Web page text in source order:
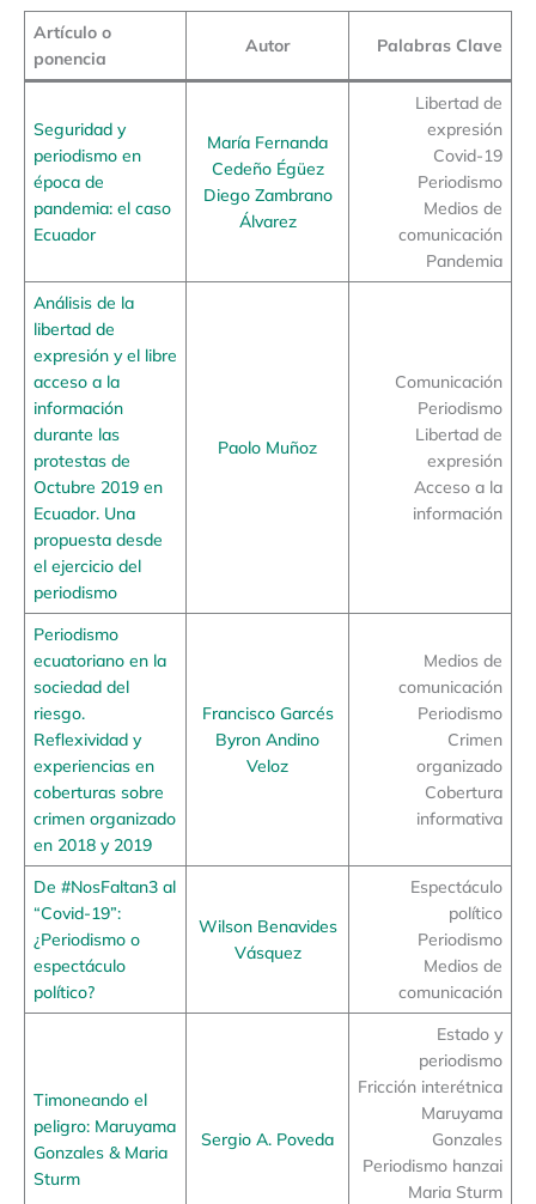
Artículo o
ponencia
Autor Palabras Clave
Seguridad y
periodismo en
época de
pandemia: el caso
Ecuador
María Fernanda
Cedeño Égüez
Diego Zambrano
Álvarez
Libertad de
expresión
Covid-19
Periodismo
Medios de
comunicación
Pandemia
Análisis de la
libertad de
expresión y el libre
acceso a la
información
durante las
protestas de
Octubre 2019 en
Ecuador. Una
propuesta desde
el ejercicio del
periodismo
Paolo Muñoz
Comunicación
Periodismo
Libertad de
expresión
Acceso a la
información
Periodismo
ecuatoriano en la
sociedad del
riesgo.
Reflexividad y
experiencias en
coberturas sobre
crimen organizado
en 2018 y 2019
Francisco Garcés
Byron Andino
Veloz
Medios de
comunicación
Periodismo
Crimen
organizado
Cobertura
informativa
De #NosFaltan3 al
“Covid-19”:
¿Periodismo o
espectáculo
político?
Wilson Benavides
Vásquez
Espectáculo
político
Periodismo
Medios de
comunicación
Timoneando el
peligro: Maruyama
Gonzales & Maria
Sturm
Sergio A. Poveda
Estado y
periodismo
Fricción interétnica
Maruyama
Gonzales
Periodismo hanzai
Maria Sturm